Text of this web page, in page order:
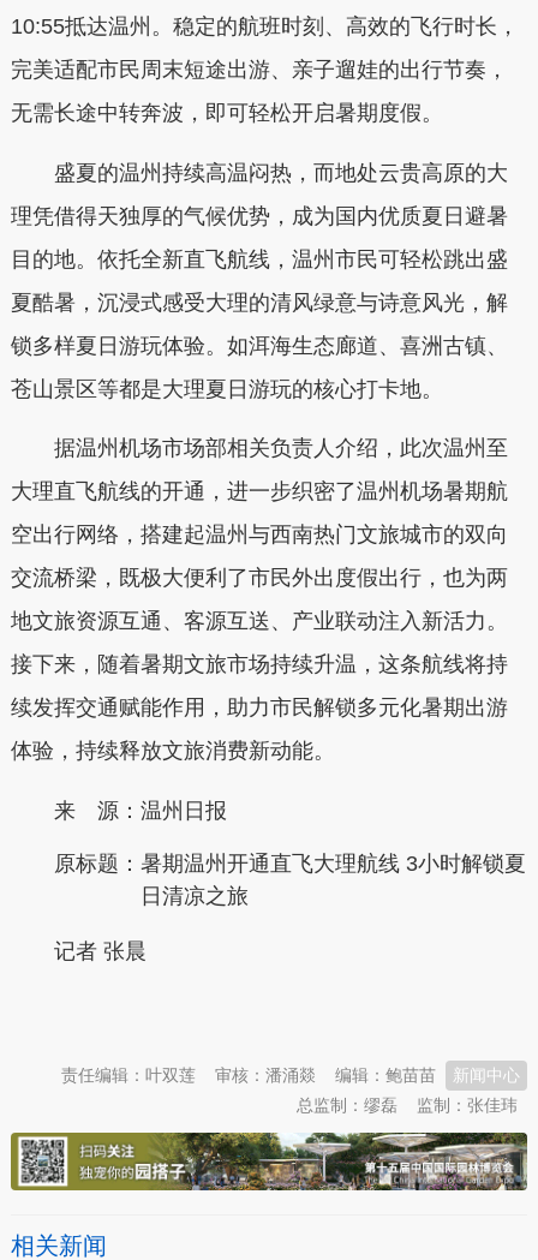
10:55抵达温州。稳定的航班时刻、高效的飞行时长，
完美适配市民周末短途出游、亲子遛娃的出行节奏，
无需长途中转奔波，即可轻松开启暑期度假。
盛夏的温州持续高温闷热，而地处云贵高原的大
理凭借得天独厚的气候优势，成为国内优质夏日避暑
目的地。依托全新直飞航线，温州市民可轻松跳出盛
夏酷暑，沉浸式感受大理的清风绿意与诗意风光，解
锁多样夏日游玩体验。如洱海生态廊道、喜洲古镇、
苍山景区等都是大理夏日游玩的核心打卡地。
据温州机场市场部相关负责人介绍，此次温州至
大理直飞航线的开通，进一步织密了温州机场暑期航
空出行网络，搭建起温州与西南热门文旅城市的双向
交流桥梁，既极大便利了市民外出度假出行，也为两
地文旅资源互通、客源互送、产业联动注入新活力。
接下来，随着暑期文旅市场持续升温，这条航线将持
续发挥交通赋能作用，助力市民解锁多元化暑期出游
体验，持续释放文旅消费新动能。
来 源：温州日报
原标题： 暑期温州开通直飞大理航线 3小时解锁夏
日清凉之旅
记者 张晨
新闻中心
编辑：鲍苗苗
审核：潘涌燚
责任编辑：叶双莲
监制：张佳玮
总监制：缪磊
相关新闻